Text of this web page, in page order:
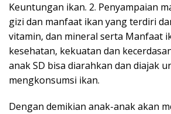
Keuntungan ikan. 2. Penyampaian
gizi dan manfaat ikan yang terdiri
vitamin, dan mineral serta Manfaat
kesehatan, kekuatan dan
anak SD bisa diarahkan dan diajak
mengkonsumsi ikan.
Dengan demikian anak-anak akan